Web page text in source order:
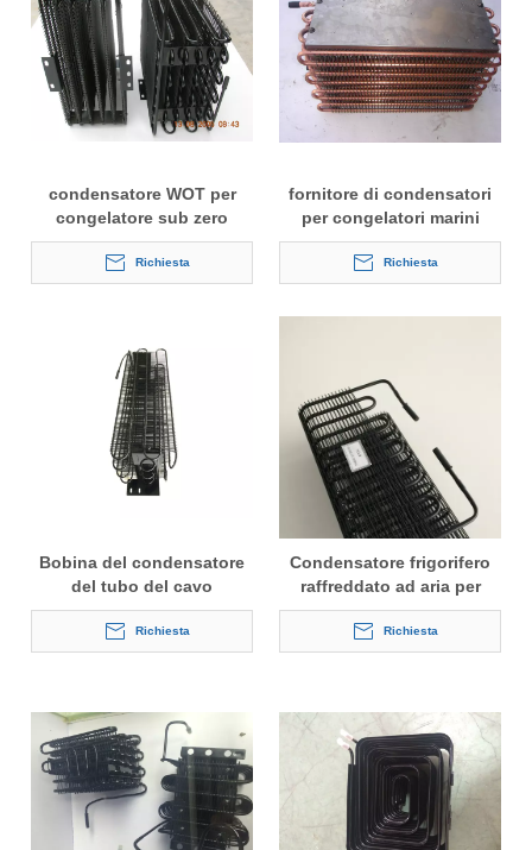
condensatore WOT per
congelatore sub zero
commerciale
Richiesta
fornitore di condensatori
per congelatori marini
all'aperto
Richiesta
Bobina del condensatore
del tubo del cavo
dell'erogatore dell'acqua
Richiesta
Condensatore frigorifero
raffreddato ad aria per
congelatore
Richiesta